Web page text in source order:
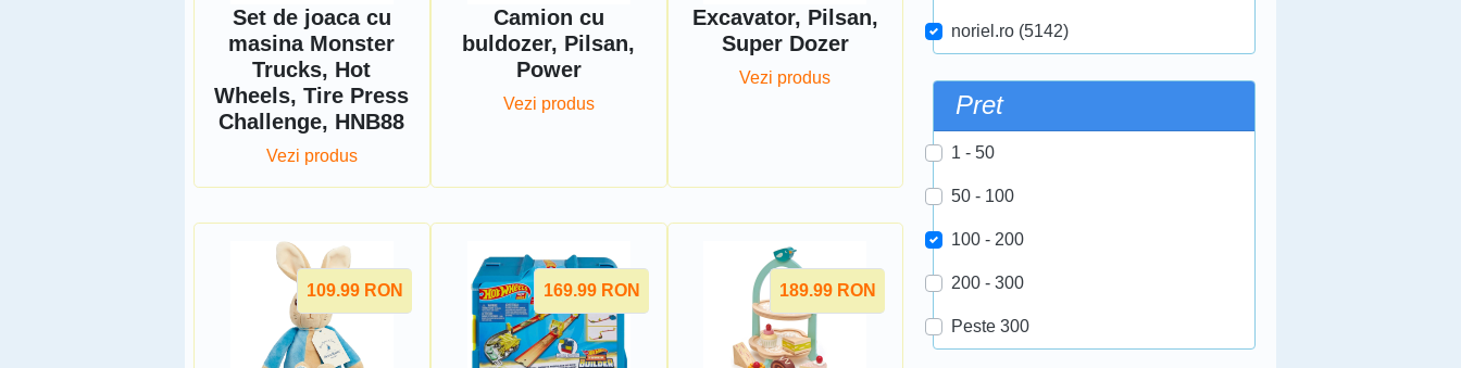
Set de joaca cu
masina Monster
Trucks, Hot
Wheels, Tire Press
Challenge, HNB88
Vezi produs
Camion cu
buldozer, Pilsan,
Power
Vezi produs
Excavator, Pilsan,
Super Dozer
Vezi produs
109.99 RON 169.99 RON 189.99 RON
noriel.ro (5142)
Pret
1 - 50
50 - 100
100 - 200
200 - 300
Peste 300